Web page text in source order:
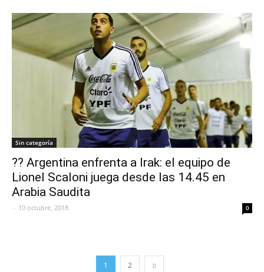
Sin categoría
?? Argentina enfrenta a Irak: el equipo de
Lionel Scaloni juega desde las 14.45 en
Arabia Saudita
- 10 octubre, 2018 0
1 2